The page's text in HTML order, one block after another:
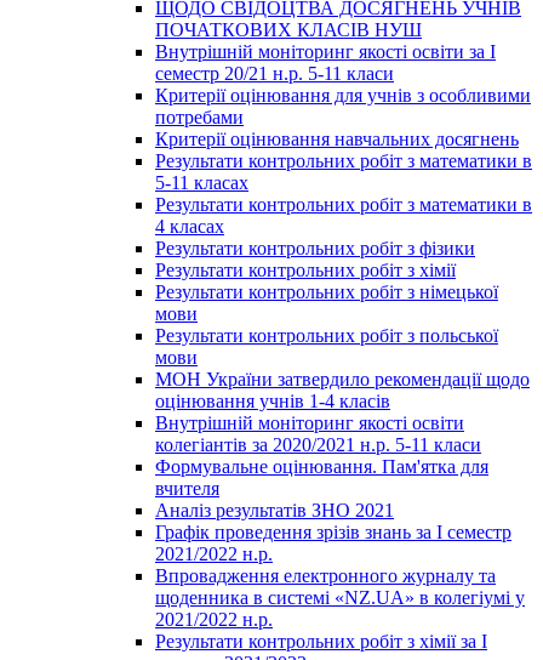
ЩОДО СВІДОЦТВА ДОСЯГНЕНЬ УЧНІВ
ПОЧАТКОВИХ КЛАСІВ НУШ
Внутрішній моніторинг якості освіти за І
семестр 20/21 н.р. 5-11 класи
Критерії оцінювання для учнів з особливими
потребами
Критерії оцінювання навчальних досягнень
Результати контрольних робіт з математики в
5-11 класах
Результати контрольних робіт з математики в
4 класах
Результати контрольних робіт з фізики
Результати контрольних робіт з хімії
Результати контрольних робіт з німецької
мови
Результати контрольних робіт з польської
мови
МОН України затвердило рекомендації щодо
оцінювання учнів 1-4 класів
Внутрішній моніторинг якості освіти
колегіантів за 2020/2021 н.р. 5-11 класи
Формувальне оцінювання. Пам'ятка для
вчителя
Аналіз результатів ЗНО 2021
Графік проведення зрізів знань за І семестр
2021/2022 н.р.
Впровадження електронного журналу та
щоденника в системі «NZ.UA» в колегіумі у
2021/2022 н.р.
Результати контрольних робіт з хімії за І